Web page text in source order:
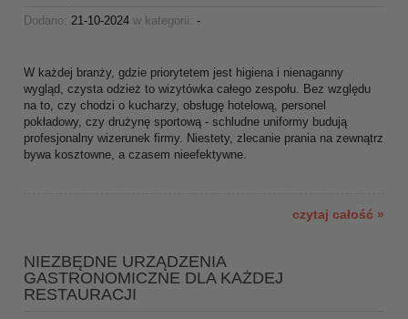
Dodano: 21-10-2024 w kategorii: -
W każdej branży, gdzie priorytetem jest higiena i nienaganny
wygląd, czysta odzież to wizytówka całego zespołu. Bez względu
na to, czy chodzi o kucharzy, obsługę hotelową, personel
pokładowy, czy drużynę sportową - schludne uniformy budują
profesjonalny wizerunek firmy. Niestety, zlecanie prania na zewnątrz
bywa kosztowne, a czasem nieefektywne.
czytaj całość »
NIEZBĘDNE URZĄDZENIA
GASTRONOMICZNE DLA KAŻDEJ
RESTAURACJI